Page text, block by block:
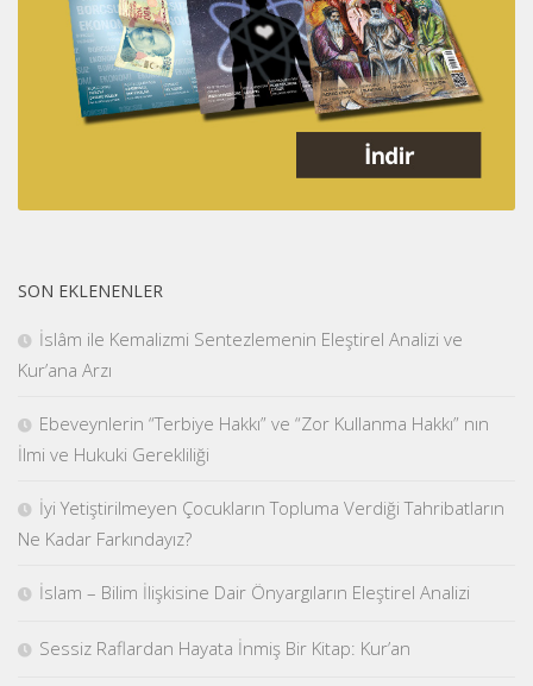
SON EKLENENLER
İslâm ile Kemalizmi Sentezlemenin Eleştirel Analizi ve
Kur’ana Arzı
Ebeveynlerin “Terbiye Hakkı” ve “Zor Kullanma Hakkı” nın
İlmi ve Hukuki Gerekliliği
İyi Yetiştirilmeyen Çocukların Topluma Verdiği Tahribatların
Ne Kadar Farkındayız?
İslam – Bilim İlişkisine Dair Önyargıların Eleştirel Analizi
Sessiz Raflardan Hayata İnmiş Bir Kitap: Kur’an